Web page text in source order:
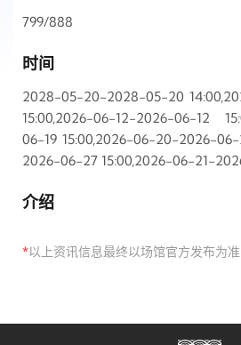
799/888
时间
2028-05-20-2028-05-20
15:00,2026-06-12-2026-06-12
06-19 15:00,2026-06-20-2026-
2026-06-27 15:00,2026-06-21-
介绍
*以上资讯信息最终以场馆官方发布为